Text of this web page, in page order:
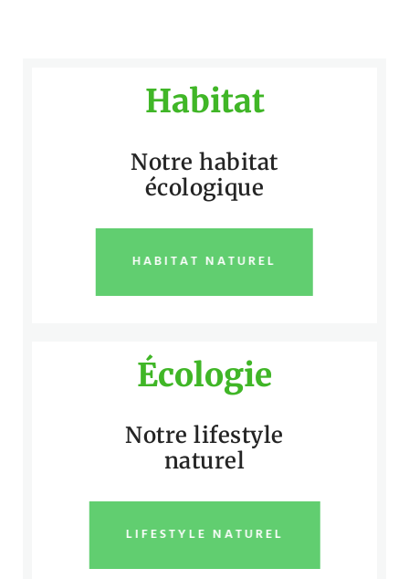
Habitat
Notre habitat
écologique
HABITAT NATUREL
Écologie
Notre lifestyle
naturel
LIFESTYLE NATUREL